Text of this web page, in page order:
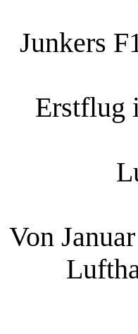
Junkers
Erstflug
Von